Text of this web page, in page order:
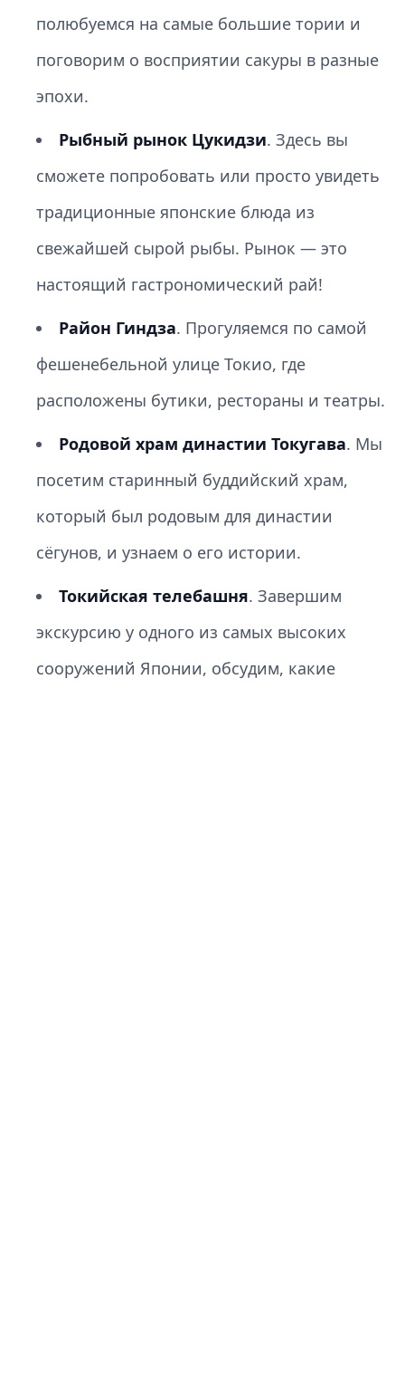
полюбуемся на самые большие тории и
поговорим о восприятии сакуры в разные
эпохи.
Рыбный рынок Цукидзи. Здесь вы
сможете попробовать или просто увидеть
традиционные японские блюда из
свежайшей сырой рыбы. Рынок — это
настоящий гастрономический рай!
Район Гиндза. Прогуляемся по самой
фешенебельной улице Токио, где
расположены бутики, рестораны и театры.
Родовой храм династии Токугава. Мы
посетим старинный буддийский храм,
который был родовым для династии
сёгунов, и узнаем о его истории.
Токийская телебашня. Завершим
экскурсию у одного из самых высоких
сооружений Японии, обсудим, какие